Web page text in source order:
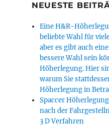
NEUESTE
Eine H&R-
beliebte Wahl für
aber es gibt auch
bessere Wahl sein
Höherlegung. Hier
warum Sie
Höherlegung in
Spaccer
nach der
3 D Verfahren